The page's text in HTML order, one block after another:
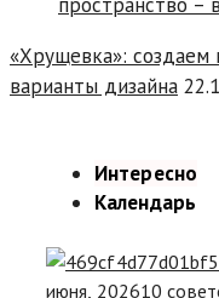
«Хрущевка»: создаем
варианты дизайна
Интересно
Календарь
июня, 202610